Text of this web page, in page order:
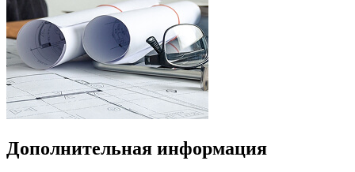
Дополнительная информация